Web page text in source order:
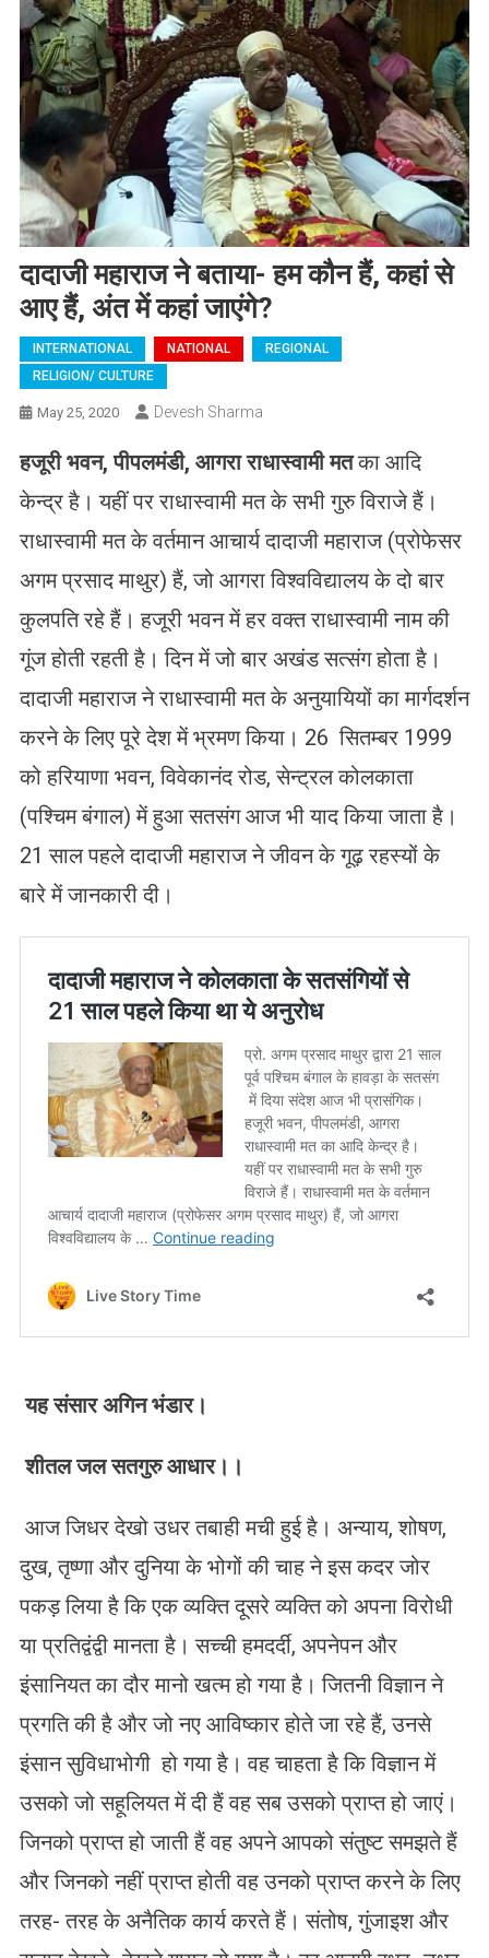
दादाजी महाराज ने बताया- हम कौन हैं, कहां से
आए हैं, अंत में कहां जाएंगे?
INTERNATIONAL NATIONAL
REGIONAL
RELIGION/ CULTURE
May 25, 2020 Devesh Sharma
हजूरी भवन,पीपलमंडी, आगरा राधास्वामी मतका आदि
केन्द्र है। यहीं पर राधास्वामी मत के सभी गुरु विराजे हैं।
राधास्वामी मत के वर्तमान आचार्य दादाजी महाराज (प्रोफेसर
अगम प्रसाद माथुर) हैं, जो आगरा विश्वविद्यालय के दो बार
कुलपति रहे हैं। हजूरी भवन में हर वक्त राधास्वामी नाम की
गूंज होती रहती है। दिन में जो बार अखंड सत्संग होता है।
दादाजी महाराज ने राधास्वामी मत के अनुयायियों का मार्गदर्शन
करने के लिए पूरे देश में भ्रमण किया। 26 सितम्बर 1999
को हरियाणा भवन, विवेकानंद रोड, सेन्ट्रल कोलकाता
(पश्चिम बंगाल) में हुआ सतसंग आज भी याद किया जाता है।
21 साल पहले दादाजी महाराज ने जीवन के गूढ़ रहस्यों के
बारे में जानकारी दी।
यह संसार अगिन भंडार।
शीतल जल सतगुरु आधार।।
आज जिधर देखो उधर तबाही मची हुई है। अन्याय, शोषण,
दुख, तृष्णा और दुनिया के भोगों की चाह ने इस कदर जोर
पकड़ लिया है कि एक व्यक्ति दूसरे व्यक्ति को अपना विरोधी
या प्रतिद्वंद्वी मानता है। सच्ची हमदर्दी, अपनेपन और
इंसानियत का दौर मानो खत्म हो गया है। जितनी विज्ञान ने
प्रगति की है और जो नए आविष्कार होते जा रहे हैं, उनसे
इंसान सुविधाभोगी हो गया है। वह चाहता है कि विज्ञान में
उसको जो सहूलियत में दी हैं वह सब उसको प्राप्त हो जाएं।
जिनको प्राप्त हो जाती हैं वह अपने आपको संतुष्ट समझते हैं
और जिनको नहीं प्राप्त होती वह उनको प्राप्त करने के लिए
तरह- तरह के अनैतिक कार्य करते हैं। संतोष, गुंजाइश और